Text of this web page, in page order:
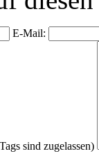
E-Mail:
sind zugelassen)